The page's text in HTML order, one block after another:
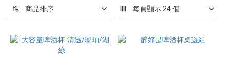
商品排序 每頁顯示 24 個